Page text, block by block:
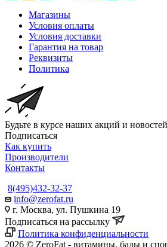
Магазины
Условия оплаты
Условия доставки
Гарантия на товар
Реквизиты
Политика
Будьте в курсе наших акций и новостей
Подписаться
Как купить
Производители
Контакты
8(495)432-32-37
info@zerofat.ru
г. Москва, ул. Пушкина 19
Подписаться на рассылку
Политика конфиденциальности
2026 © ZeroFat - витамины, бады и